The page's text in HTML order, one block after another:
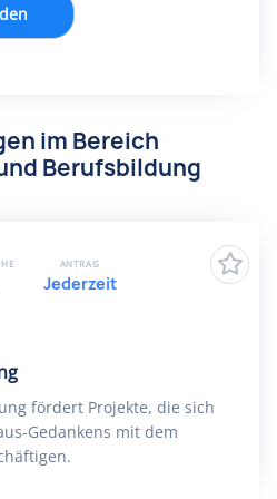
im Bereich
Berufsbildung
fördert Projekte, die sich
Gedankens mit dem
ANTRAG
Jederzeit